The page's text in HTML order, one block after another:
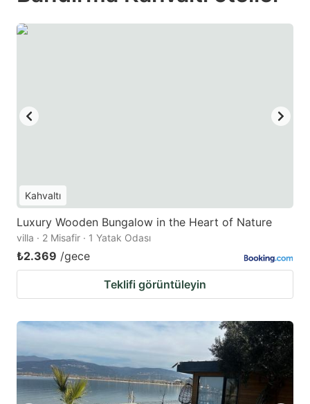
Kahvaltı
Luxury Wooden Bungalow in the Heart of Nature
villa · 2 Misafir · 1 Yatak Odası
₺2.369 /gece
Teklifi görüntüleyin